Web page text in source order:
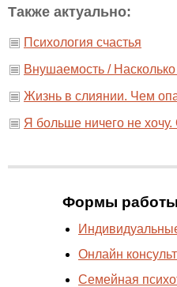
Также актуально:
Психология счастья
Внушаемость /
Жизнь в слиянии. Чем
Я больше ничего не
Формы работы
Онлайн
Cемейная